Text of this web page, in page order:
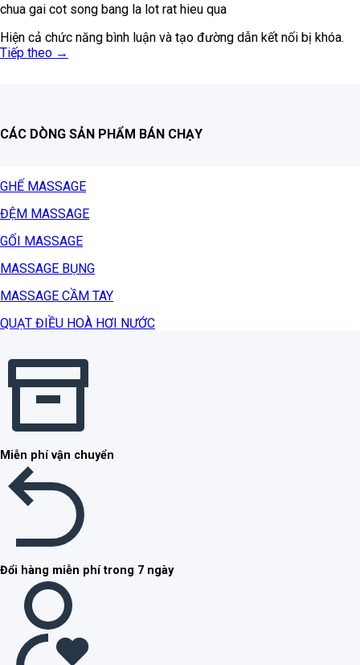
chua gai cot song bang la lot rat hieu qua
Hiện cả chức năng bình luận và tạo đường dẫn kết nối bị khóa.
Tiếp theo →
CÁC DÒNG SẢN PHẨM BÁN CHẠY
GHẾ MASSAGE
ĐỆM MASSAGE
GỐI MASSAGE
MASSAGE BỤNG
MASSAGE CẦM TAY
QUẠT ĐIỀU HOÀ HƠI NƯỚC
Miễn phí vận chuyển
Đổi hàng miễn phí trong 7 ngày